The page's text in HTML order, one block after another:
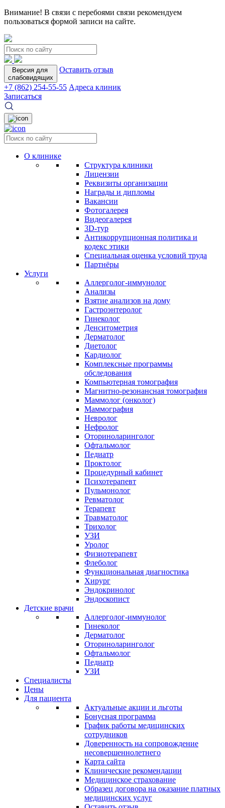
Внимание! В связи с перебоями связи рекомендуем
пользоваться формой записи на сайте.
Версия для
слабовидящих
Оставить отзыв
+7 (862) 254-55-55 Адреса клиник
Записаться
О клинике
Структура клиники
Лицензии
Реквизиты организации
Награды и дипломы
Вакансии
Фотогалерея
Видеогалерея
3D-тур
Антикоррупционная политика и
кодекс этики
Специальная оценка условий труда
Партнёры
Услуги
Аллерголог-иммунолог
Анализы
Взятие анализов на дому
Гастроэнтеролог
Гинеколог
Денситометрия
Дерматолог
Диетолог
Кардиолог
Комплексные программы
обследования
Компьютерная томография
Магнитно-резонансная томография
Маммолог (онколог)
Маммография
Невролог
Нефролог
Оториноларинголог
Офтальмолог
Педиатр
Проктолог
Процедурный кабинет
Психотерапевт
Пульмонолог
Ревматолог
Терапевт
Травматолог
Трихолог
УЗИ
Уролог
Физиотерапевт
Флеболог
Функциональная диагностика
Хирург
Эндокринолог
Эндоскопист
Детские врачи
Аллерголог-иммунолог
Гинеколог
Дерматолог
Оториноларинголог
Офтальмолог
Педиатр
УЗИ
Специалисты
Цены
Для пациента
Актуальные акции и льготы
Бонусная программа
График работы медицинских
сотрудников
Доверенность на сопровождение
несовершеннолетнего
Карта сайта
Клинические рекомендации
Медицинское страхование
Образец договора на оказание платных
медицинских услуг